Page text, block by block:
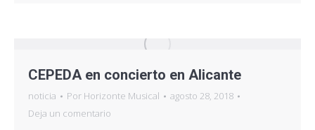
CEPEDA en concierto en Alicante
noticia Por Horizonte Musical
agosto 28, 2018
Deja un comentario